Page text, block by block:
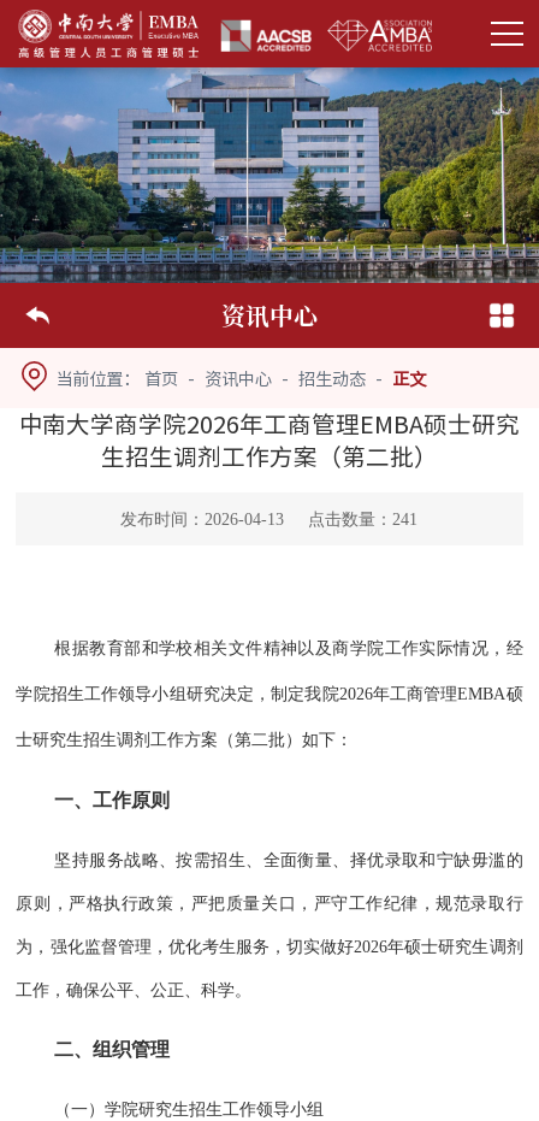
资讯中心
当前位置： 首页- 资讯中心- 招生动态- 正文
中南大学商学院2026年工商管理EMBA硕士研究
生招生调剂工作方案（第二批）
发布时间：2026-04-13 点击数量： 241
根据教育部和学校相关文件精神以及商学院工作实际情况，经
学院招生工作领导小组研究决定，制定我院2026年工商管理EMBA硕
士研究生招生调剂工作方案（第二批）如下：
一、工作原则
坚持服务战略、按需招生、全面衡量、择优录取和宁缺毋滥的
原则，严格执行政策，严把质量关口，严守工作纪律，规范录取行
为，强化监督管理，优化考生服务，切实做好2026年硕士研究生调剂
工作，确保公平、公正、科学。
二、组织管理
（一）学院研究生招生工作领导小组